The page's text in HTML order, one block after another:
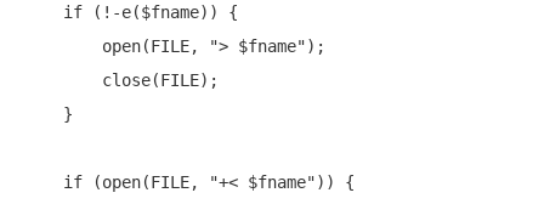
if (!-e($fname)) {
open(FILE, "> $fname");
close(FILE);
if (open(FILE, "+< $fname")) {